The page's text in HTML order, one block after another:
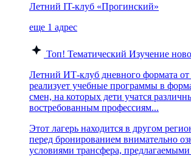
Летний IT-клуб «Прогинский»
еще 1 адрес
Топ! Тематический Изучение
Летний ИТ-клуб дневного формата
реализует учебные программы в
смен, на которых дети учатся
востребованным профессиям...
Этот лагерь находится в другом
перед бронированием внимательно
условиями трансфера,